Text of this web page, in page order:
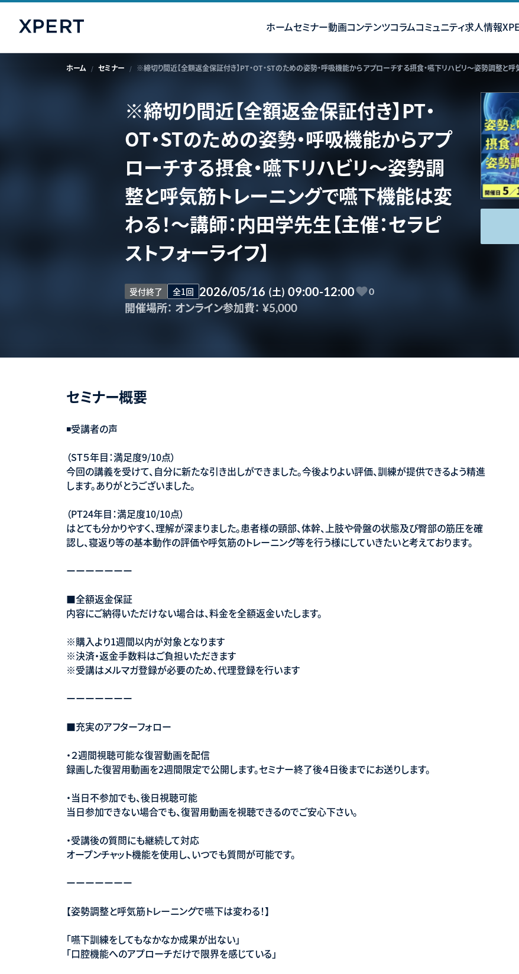
ホームセミナー動画コンテンツコラムコミュニティ求人情報
ホーム セミナー
※締切り間近【全額返金保証付き】PT・
OT・STのための姿勢・呼吸機能からアプ
ローチする摂食・嚥下リハビリ〜姿勢調
整と呼気筋トレーニングで嚥下機能は変
わる！〜講師：内田学先生【主催：セラピ
ストフォーライフ】
受付終了 全1回 2026/05/16 (土) 09:00-12:00 0
開催場所： オンライン参加費： ¥5,000
セミナー概要
◾️受講者の声
（ST５年目：満足度9/10点）
今回の講義を受けて、自分に新たな引き出しができました。今後よりよい評価、訓練が提供できるよう精進
します。ありがとうございました。
（PT24年目：満足度10/10点）
はとても分かりやすく、理解が深まりました。患者様の頸部、体幹、上肢や骨盤の状態及び臀部の筋圧を確
認し、寝返り等の基本動作の評価や呼気筋のトレーニング等を行う様にしていきたいと考えております。
ーーーーーーー
■全額返金保証
内容にご納得いただけない場合は、料金を全額返金いたします。
※購入より1週間以内が対象となります
※決済・返金手数料はご負担いただきます
※受講はメルマガ登録が必要のため、代理登録を行います
ーーーーーーー
■充実のアフターフォロー
・２週間視聴可能な復習動画を配信
録画した復習用動画を2週間限定で公開します。セミナー終了後４日後までにお送りします。
・当日不参加でも、後日視聴可能
当日参加できない場合でも、復習用動画を視聴できるのでご安心下さい。
・受講後の質問にも継続して対応
オープンチャット機能を使用し、いつでも質問が可能です。
ーーーーーーー
【姿勢調整と呼気筋トレーニングで嚥下は変わる！】
「嚥下訓練をしてもなかなか成果が出ない」
「口腔機能へのアプローチだけで限界を感じている」